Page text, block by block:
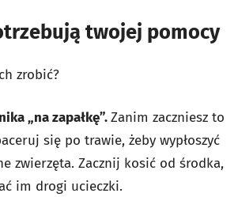
twojej pomocy
zrobić?
„na zapałkę”.Zanim zaczniesz to
się po trawie, żeby wypłoszyć
zwierzęta. Zacznij kosić od środka,
im drogi ucieczki.